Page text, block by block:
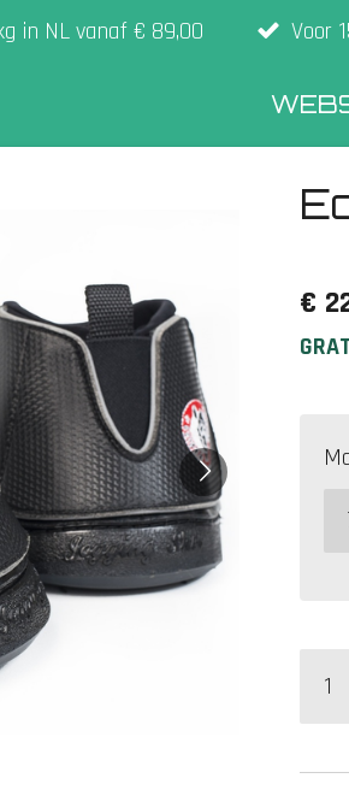
in NL vanaf € 89,00 Voor
€